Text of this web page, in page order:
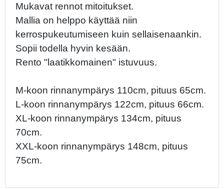
Mukavat rennot mitoitukset.
Mallia on helppo käyttää niin
kerrospukeutumiseen kuin sellaisenaankin.
Sopii todella hyvin kesään.
Rento "laatikkomainen" istuvuus.
M-koon rinnanympärys 110cm, pituus 65cm.
L-koon rinnanympärys 122cm, pituus 66cm.
XL-koon rinnanympärys 134cm, pituus
70cm.
XXL-koon rinnanympärys 148cm, pituus
75cm.